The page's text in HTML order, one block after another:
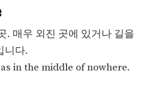
. 매우 외진 곳에 있거나 길을
니다.
in the middle of nowhere.